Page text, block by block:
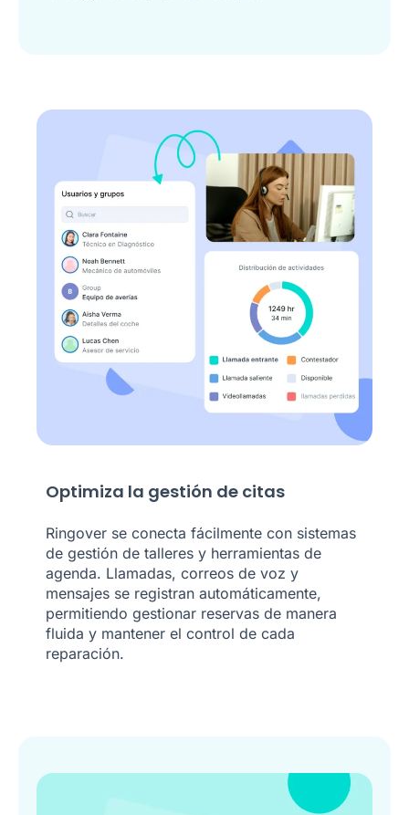
Optimiza la gestión de citas
Ringover se conecta fácilmente con sistemas
de gestión de talleres y herramientas de
agenda. Llamadas, correos de voz y
mensajes se registran automáticamente,
permitiendo gestionar reservas de manera
fluida y mantener el control de cada
reparación.